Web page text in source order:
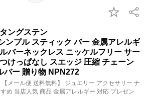
ングステン
ンプル スティック バー 金属アレルギ
バーネックレス ニッケルフリー サー
けっぱなし スエッジ 圧縮 チェーン
バー 贈り物 NPN272
メール便 送料無料】 ジュエリー アクセサリー ナ
め 当店人気 商品 金属アレルギー 対応 プレゼン